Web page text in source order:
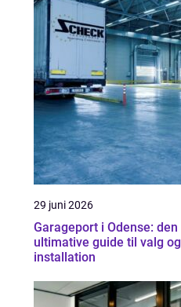
29 juni 2026
Garageport i Odense: den
ultimative guide til valg og
installation